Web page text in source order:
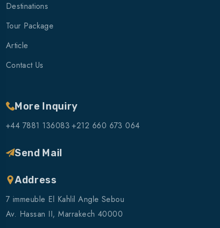
Destinations
Tour Package
Article
Contact Us
More Inquiry
+44 7881 136083 +212 660 673 064
Send Mail
Address
7 immeuble El Kahlil Angle Sebou
Av. Hassan II, Marrakech 40000